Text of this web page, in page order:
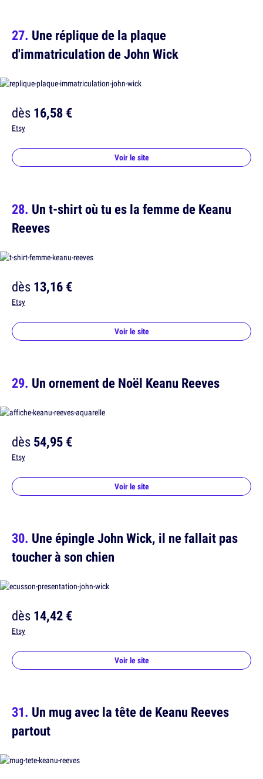
Une réplique de la plaque
d'immatriculation de John Wick
dès16,58 €
Etsy
Voir le site
Un t-shirt où tu es la femme de Keanu
Reeves
dès13,16 €
Etsy
Voir le site
Un ornement de Noël Keanu Reeves
dès54,95 €
Etsy
Voir le site
Une épingle John Wick, il ne fallait pas
toucher à son chien
dès14,42 €
Etsy
Voir le site
Un mug avec la tête de Keanu Reeves
partout